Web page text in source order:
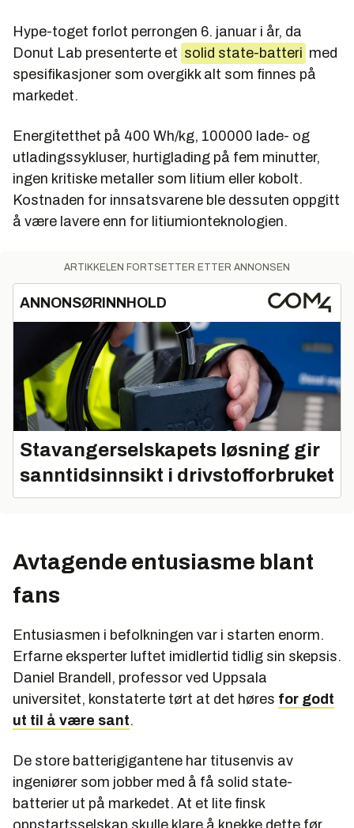
Hype-toget forlot perrongen 6. januar i år, da
Donut Lab presenterte et solid state-batteri med
spesifikasjoner som overgikk alt som finnes på
markedet.
Energitetthet på 400 Wh/kg, 100000 lade- og
utladingssykluser, hurtiglading på fem minutter,
ingen kritiske metaller som litium eller kobolt.
Kostnaden for innsatsvarene ble dessuten oppgitt
å være lavere enn for litiumionteknologien.
ARTIKKELEN FORTSETTER ETTER ANNONSEN
ANNONSØRINNHOLD
Stavangerselskapets løsning gir
sanntidsinnsikt i drivstofforbruket
Avtagende entusiasme blant
fans
Entusiasmen i befolkningen var i starten enorm.
Erfarne eksperter luftet imidlertid tidlig sin skepsis.
Daniel Brandell, professor ved Uppsala
universitet, konstaterte tørt at det høres for godt
ut til å være sant.
De store batterigigantene har titusenvis av
ingeniører som jobber med å få solid state-
batterier ut på markedet. At et lite finsk
oppstartsselskap skulle klare å knekke dette før